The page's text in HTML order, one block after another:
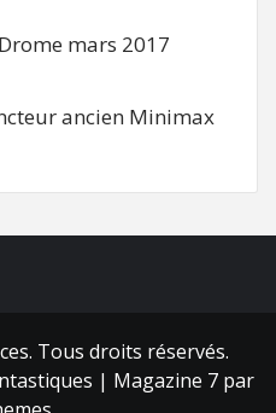
mars 2017
ancien Minimax
Tous droits réservés.
| Magazine 7 par